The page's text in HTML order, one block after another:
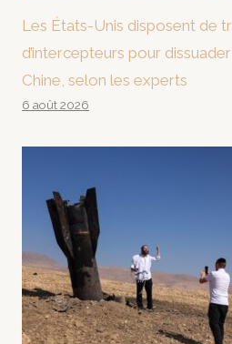
Les États-Unis disposent de
d’intercepteurs pour
Chine, selon les experts
6 août 2026